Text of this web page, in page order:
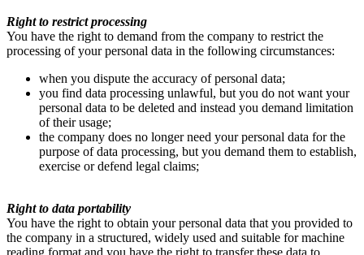
Right to restrict processing
You have the right to demand from the company to restrict the
processing of your personal data in the following circumstances:
when you dispute the accuracy of personal data;
you find data processing unlawful, but you do not want your
personal data to be deleted and instead you demand limitation
of their usage;
the company does no longer need your personal data for the
purpose of data processing, but you demand them to establish,
exercise or defend legal claims;
Right to data portability
You have the right to obtain your personal data that you provided to
the company in a structured, widely used and suitable for machine
reading format and you have the right to transfer these data to